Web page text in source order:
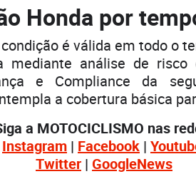
Honda por
é válida em todo o
mediante análise de risco
e Compliance da
a cobertura básica
a MOTOCICLISMO nas
Instagram | Facebook |
Twitter | GoogleNews